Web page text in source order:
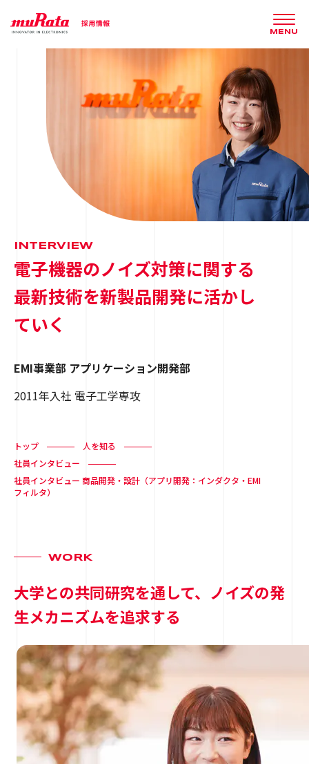
MENU
INTERVIEW
電子機器のノイズ対策に関する
最新技術を新製品開発に活かし
ていく
EMI事業部 アプリケーション開発部
2011年入社 電子工学専攻
トップ
人を知る
社員インタビュー
社員インタビュー 商品開発・設計（アプリ開発：インダクタ・EMI
フィルタ）
WORK
大学との共同研究を通して、ノイズの発
生メカニズムを追求する